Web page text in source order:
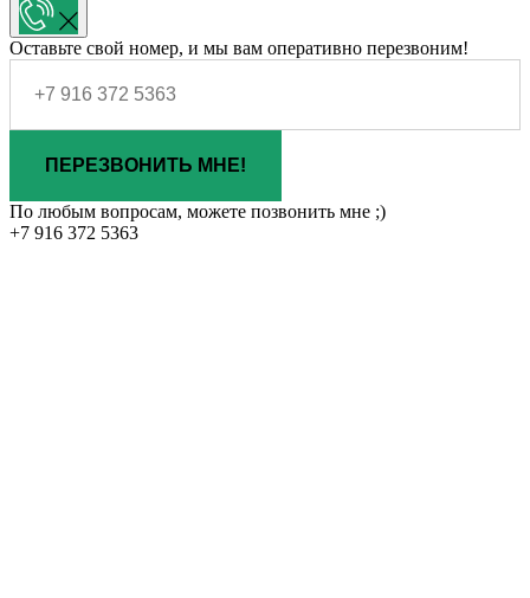
Оставьте свой номер, и мы вам оперативно перезвоним!
ПЕРЕЗВОНИТЬ МНЕ!
По любым вопросам, можете позвонить мне ;)
+7 916 372 5363